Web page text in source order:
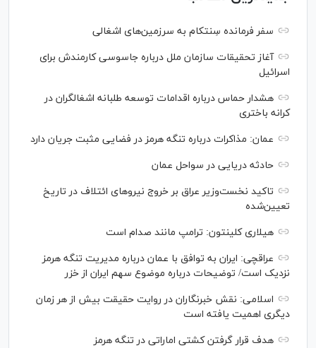
سفر فرمانده سِنتکام به سرزمین‌های اشغالی
آغاز تحقیقات سازمان ملل درباره جاسوسی کارمندش برای
اسرائیل
هشدار حماس درباره اقدامات توسعه طلبانه اشغالگران در
کرانه باختری
عمان: مذاکرات درباره تنگه هرمز در فضایی مثبت جریان دارد
حادثه دریایی در سواحل عمان
تاکید نخست‌وزیر عراق بر خروج نیروهای ائتلاف در تاریخ
تعیین‌شده
هیلاری کلینتون: ترامپ مانند صدام است
عراقچی: ایران به توافق با عمان درباره مدیریت تنگه هرمز
نزدیک است/ توضیحات درباره موضوع سهم ایران از خزر
اسلامی: نقش خبرنگاران در روایت حقیقت بیش از هر زمان
دیگری اهمیت یافته است
هدف قرار گرفتن کشتی اماراتی در تنگه هرمز